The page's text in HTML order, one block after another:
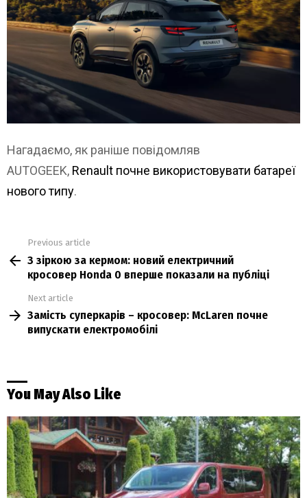
Нагадаємо, як раніше повідомляв
AUTOGEEK, Renault почне використовувати батареї
нового типу.
more
Previous article
З зіркою за кермом: новий електричний
кросовер Honda 0 вперше показали на публіці
Next article
Замість суперкарів – кросовер: McLaren почне
випускати електромобілі
You May Also Like